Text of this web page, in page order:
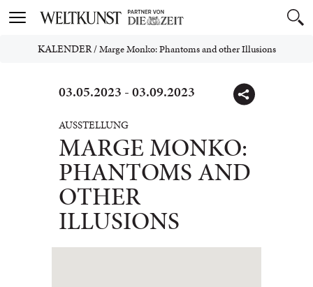
Toggle
KALENDER/Marge Monko: Phantoms and other Illusions
03.05.2023 - 03.09.2023
AUSSTELLUNG
MARGE MONKO:
PHANTOMS AND
OTHER
ILLUSIONS